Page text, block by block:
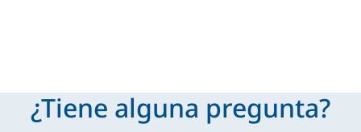
¿Tiene alguna pregunta?